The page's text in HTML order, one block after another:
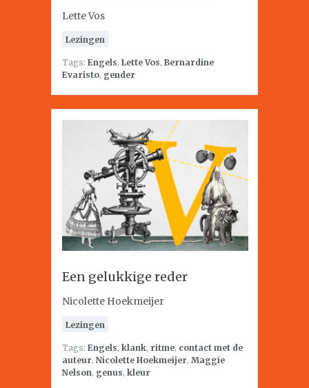
Lette Vos
Lezingen
Tags: Engels, Lette Vos, Bernardine
Evaristo, gender
Een gelukkige reder
Nicolette Hoekmeijer
Lezingen
Tags: Engels, klank, ritme, contact met de
auteur, Nicolette Hoekmeijer, Maggie
Nelson, genus, kleur